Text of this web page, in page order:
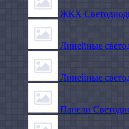
ЖКХ
Линейные
Линейные
Панели